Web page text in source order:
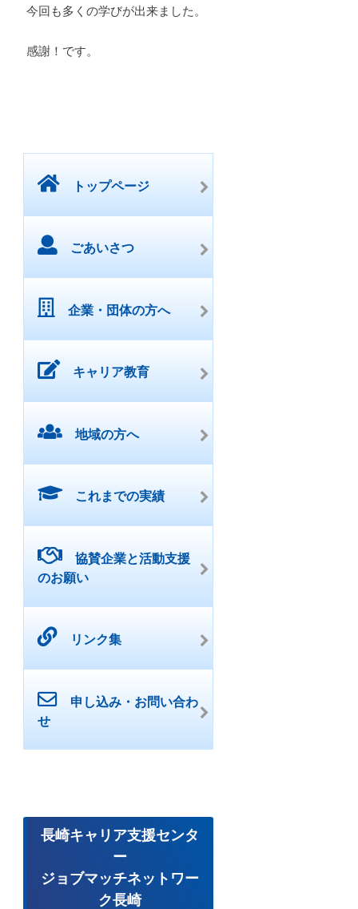
今回も多くの学びが出来ました。
感謝！です。
トップページ
ごあいさつ
企業・団体の方へ
キャリア教育
地域の方へ
これまでの実績
協賛企業と活動支援
のお願い
リンク集
申し込み・お問い合わ
せ
長崎キャリア支援センタ
ー
ジョブマッチネットワー
ク長崎